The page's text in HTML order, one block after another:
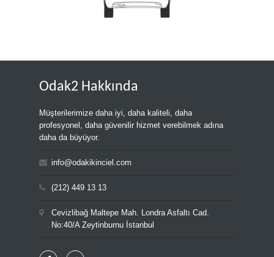
Odak2 Hakkında
Müşterilerimize daha iyi, daha kaliteli, daha
profesyonel, daha güvenilir hizmet verebilmek adına
daha da büyüyor.
info@odakikinciel.com
(212) 449 13 13
Cevizlibağ Maltepe Mah. Londra Asfaltı Cad.
No:40/A Zeytinburnu İstanbul